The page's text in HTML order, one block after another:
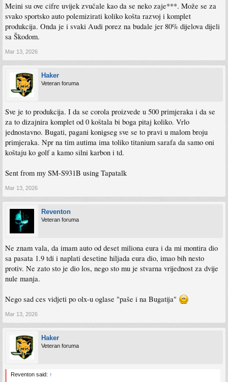
Meini su ove cifre uvijek zvučale kao da se neko zaje***. Može se za
svako sportsko auto polemizirati koliko košta razvoj i komplet
produkcija. Onda je i svaki Audi porez na budale jer 80% dijelova dijeli
sa Škodom.
Mar 13, 2026
Haker
Veteran foruma
Sve je to produkcija. I da se corola proizvede u 500 primjeraka i da se
za to dizajnira komplet od 0 koštala bi boga pitaj koliko. Vrlo
jednostavno. Bugati, pagani konigseg sve se to pravi u malom broju
primjeraka. Npr na tim autima ima toliko titanium sarafa da samo oni
koštaju ko golf a kamo silni karbon i td.
Sent from my SM-S931B using Tapatalk
Mar 13, 2026
Reventon
Veteran foruma
Ne znam vala, da imam auto od deset miliona eura i da mi montira dio
sa pasata 1.9 tdi i naplati desetine hiljada eura dio, imao bih nesto
protiv. Ne zato sto je dio los, nego sto mu je stvarna vrijednost za dvije
nule manja.
Nego sad ces vidjeti po olx-u oglase "paše i na Bugatija"
Mar 13, 2026
Haker
Veteran foruma
Reventon said: ↑